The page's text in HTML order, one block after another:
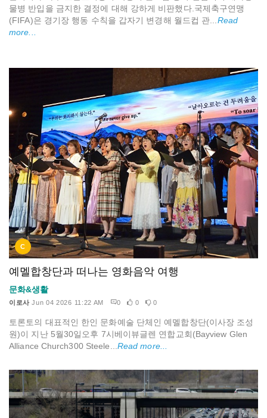
물병 반입을 금지한 결정에 대해 강하게 비판했다.국제축구연맹
(FIFA)은 경기장 행동 수칙을 갑자기 변경해 월드컵 관... Read
more...
C
예멜합창단과 떠나는 영화음악 여행
문화&생활
이로사 Jun 04 2026 11:22 AM 0 0 0
토론토의 대표적인 한인 문화예술 단체인 예멜합창단(이사장 조성
원)이 지난 5월30일오후 7시베이뷰글렌 연합교회(Bayview Glen
Alliance Church300 Steele... Read more...